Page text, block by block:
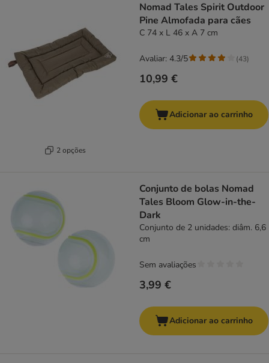
2 opções
Nomad Tales Spirit Outdoor
Pine Almofada para cães
C 74 x L 46 x A 7 cm
10,99 €
Avaliar: 4.3/5 (43)
Adicionar ao carrinho
Conjunto de bolas Nomad
Tales Bloom Glow-in-the-
Dark
Conjunto de 2 unidades: diâm. 6,6
cm
3,99 €
Sem avaliações
Adicionar ao carrinho